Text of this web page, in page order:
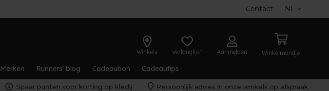
Contact NL
Winkels Verlanglijst Aanmelden Winkelmandje
Merken Runners' blog Cadeaubon Cadeautips
Spaar punten voor korting op kledij Persoonlijk advies in onze winkels op afspraak.